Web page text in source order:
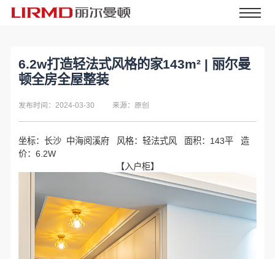
6.2w打造轻法式风格的家143m² | 丽尔曼
顿全房全屋整装
发布时间：2024-03-30 来源：原创
坐标：长沙 中海阅溪府 风格：轻法式风 面积：143平 造
价：6.2W
【入户柜】